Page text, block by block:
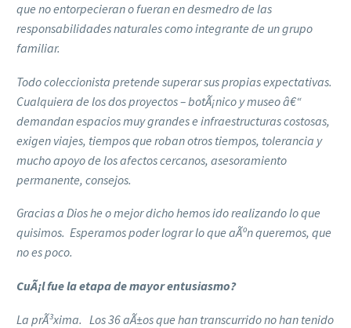
que no entorpecieran o fueran en desmedro de las
responsabilidades naturales como integrante de un grupo
familiar.
Todo coleccionista pretende superar sus propias expectativas.
Cualquiera de los dos proyectos – botÃ¡nico y museo â€“
demandan espacios muy grandes e infraestructuras costosas,
exigen viajes, tiempos que roban otros tiempos, tolerancia y
mucho apoyo de los afectos cercanos, asesoramiento
permanente, consejos.
Gracias a Dios he o mejor dicho hemos ido realizando lo que
quisimos. Esperamos poder lograr lo que aÃºn queremos, que
no es poco.
CuÃ¡l fue la etapa de mayor entusiasmo?
La prÃ³xima. Los 36 aÃ±os que han transcurrido no han tenido